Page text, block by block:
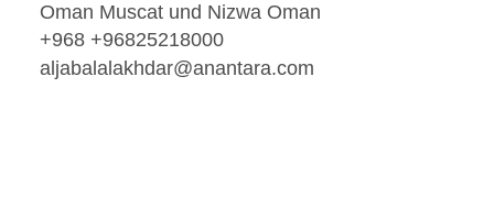
Oman Muscat und Nizwa Oman
+968 +96825218000
aljabalalakhdar@anantara.com